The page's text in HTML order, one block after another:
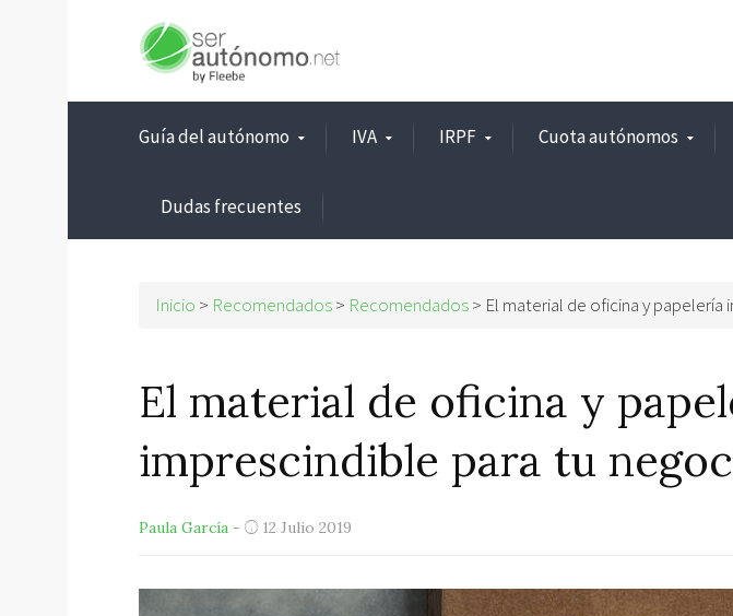
Guía del autónomo IVA IRPF Cuota autónomos
Dudas frecuentes
Inicio > Recomendados> Recomendados> El material de oficina y
El material de oficina y
imprescindible para tu
Paula García - 12 Julio 2019